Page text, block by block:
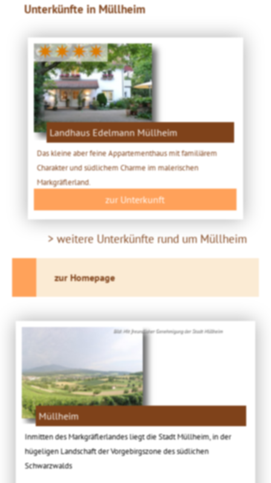
Unterkünfte in Müllheim
✷✷✷✷
Landhaus Edelmann Müllheim
Das kleine aber feine Appartementhaus mit familiärem
Charakter und südlichem Charme im malerischen
Markgräflerland.
zur Unterkunft
> weitere Unterkünfte rund um Müllheim
zur Homepage
Bild: Mit freundlicher Genehmigung der Stadt Müllheim
Müllheim
Inmitten des Markgräflerlandes liegt die Stadt Müllheim, in der
hügeligen Landschaft der Vorgebirgszone des südlichen
Schwarzwalds